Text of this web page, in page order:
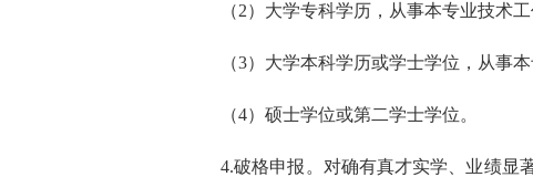
（2）大学专科学历，从事本专业技术工
（3）大学本科学历或学士学位，从事
（4）硕士学位或第二学士学位。
4.破格申报。对确有真才实学、业绩显